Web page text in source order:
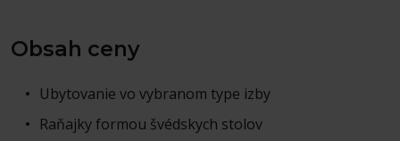
Obsah ceny
Ubytovanie vo vybranom type izby
Raňajky formou švédskych stolov